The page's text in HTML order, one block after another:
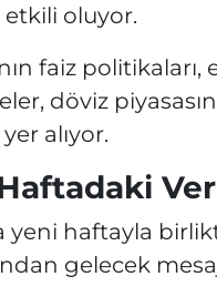
oluyor.
faiz
döviz
alıyor.
yeni haftayla
gelecek